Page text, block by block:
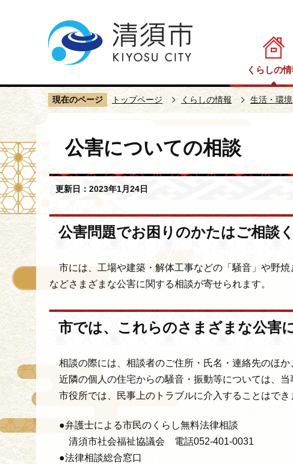
の
先
頭
で
す
くらしの
現在のページ トップページ くらしの情報 生活・環境
公害についての相談
更新日：2023年1月24日
公害問題でお困りのかたはご相談
市には、工場や建築・解体工事などの「騒音」や野焼
などさまざまな公害に関する相談が寄せられます。
市では、これらのさまざまな公害
相談の際には、相談者のご住所・氏名・連絡先のほ
近隣の個人の住宅からの騒音・振動等については、当
市役所では、民事上のトラブルに介入することはでき
●弁護士による市民のくらし無料法律相談
清須市社会福祉協議会 電話052-401-0031
●法律相談総合窓口